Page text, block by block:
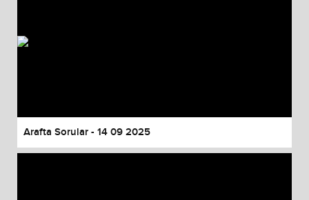
Arafta Sorular - 14 09 2025